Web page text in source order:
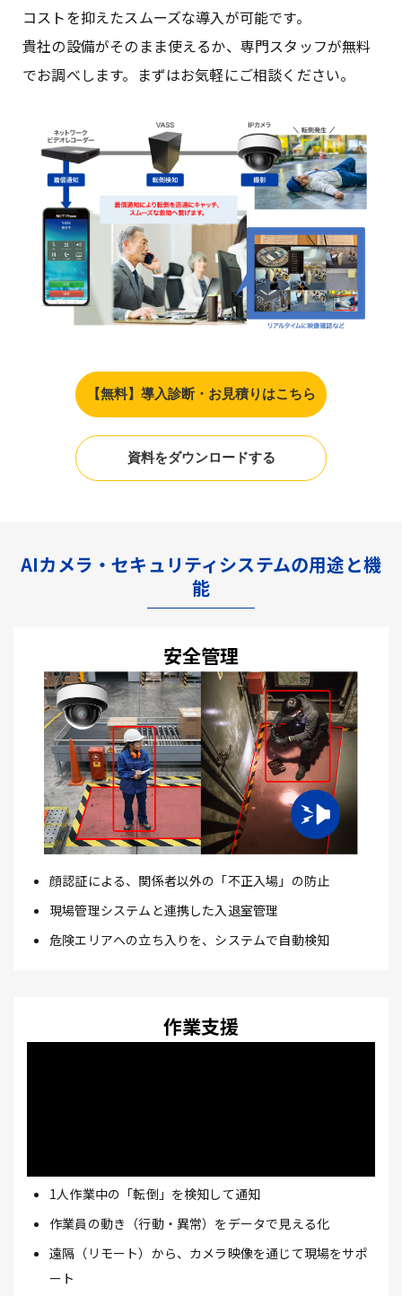
コストを抑えたスムーズな導入が可能です。
貴社の設備がそのまま使えるか、専門スタッフが無料
でお調べします。まずはお気軽にご相談ください。
【無料】導入診断・お見積りはこちら
資料をダウンロードする
AIカメラ・セキュリティシステムの用途と機
能
安全管理
顔認証による、関係者以外の「不正入場」の防止
現場管理システムと連携した入退室管理
危険エリアへの立ち入りを、システムで自動検知
作業支援
1人作業中の「転倒」を検知して通知
作業員の動き（行動・異常）をデータで見える化
遠隔（リモート）から、カメラ映像を通じて現場をサポ
ート